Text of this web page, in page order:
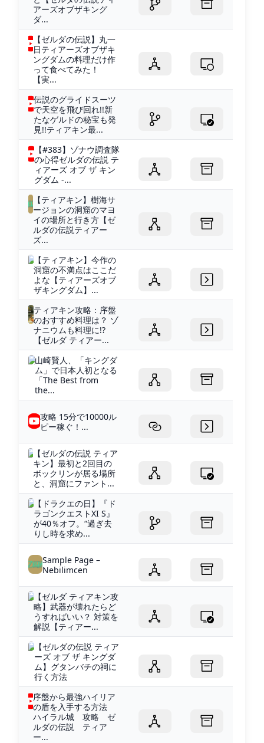
アーズオブザキング
ダ...
【ゼルダの伝説】丸一
日ティアーズオブザキ
ングダムの料理だけ作
って食べてみた！
【実...
伝説のグライドスーツ
で天空を飛び回れ!!新
たなゲルドの秘宝も発
見!!ティアキン最...
【#383】ゾナウ調査隊
の心得ゼルダの伝説 テ
ィアーズ オブ ザ キン
グダム -...
【ティアキン】樹海サ
ージョンの洞窟のマヨ
イの場所と行き方【ゼ
ルダの伝説ティアー
ズ...
【ティアキン】今作の
洞窟の不満点はここだ
よな【ティアーズオブ
ザキングダム】...
ティアキン攻略：序盤
のおすすめ料理は？ ゾ
ナニウムも料理に!?
【ゼルダ ティアー...
山崎賢人、「キングダ
ム」で日本人初となる
「The Best from
the...
攻略 15分で10000ル
ピー稼ぐ！...
【ゼルダの伝説 ティア
キン】最初と2回目の
ボックリンが居る場所
と、洞窟にファント...
【ドラクエの日】『ド
ラゴンクエストXI S』
が40％オフ。“過ぎ去
りし時を求め...
Sample Page –
Nebilimcen
【ゼルダ ティアキン攻
略】武器が壊れたらど
うすればいい？ 対策を
解説【ティアー...
【ゼルダの伝説 ティア
ーズ オブ ザ キングダ
ム】グタンバチの祠に
行く方法
序盤から最強ハイリア
の盾を入手する方法
ハイラル城 攻略 ゼ
ルダの伝説 ティア
ー...